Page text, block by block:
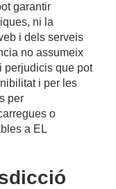
garantir
ni la
i dels serveis
no assumeix
perjudicis que pot
i per les
per
o
a EL